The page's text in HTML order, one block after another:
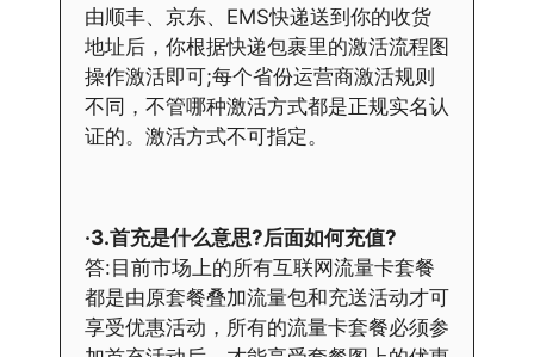
由顺丰、京东、EMS快递送到你的收货
地址后，你根据快递包裹里的激活流程图
操作激活即可;每个省份运营商激活规则
不同，不管哪种激活方式都是正规实名认
证的。激活方式不可指定。
·3.首充是什么意思?后面如何充值?
答:目前市场上的所有互联网流量卡套餐
都是由原套餐叠加流量包和充送活动才可
享受优惠活动，所有的流量卡套餐必须参